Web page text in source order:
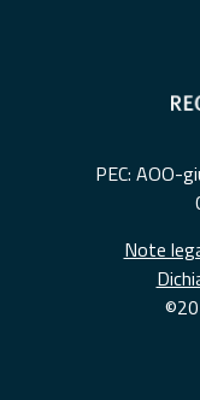
PEC: AOO-
Note